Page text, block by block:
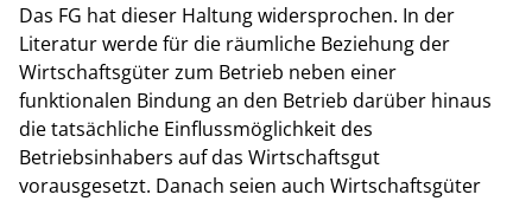
Das FG hat dieser Haltung widersprochen. In der
Literatur werde für die räumliche Beziehung der
Wirtschaftsgüter zum Betrieb neben einer
funktionalen Bindung an den Betrieb darüber hinaus
die tatsächliche Einflussmöglichkeit des
Betriebsinhabers auf das Wirtschaftsgut
vorausgesetzt. Danach seien auch Wirtschaftsgüter